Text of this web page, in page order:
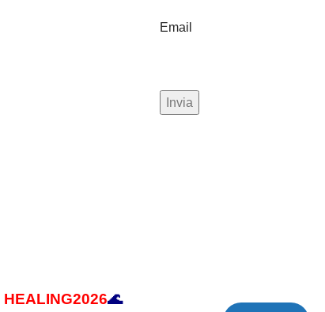
Email
HEALING2026🌊